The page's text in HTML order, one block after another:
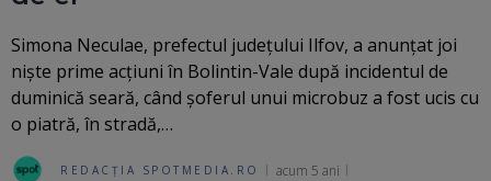
Simona Neculae, prefectul județului Ilfov, a anunțat joi
niște prime acțiuni în Bolintin-Vale după incidentul de
duminică seară, când șoferul unui microbuz a fost ucis cu
o piatră, în stradă,…
REDACȚIA SPOTMEDIA.RO acum 5 ani